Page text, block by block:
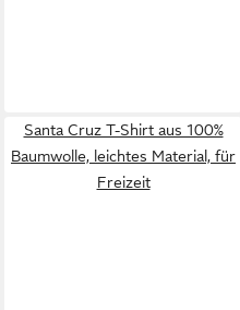
Santa Cruz T-Shirt aus 100%
Baumwolle, leichtes Material, für
Freizeit